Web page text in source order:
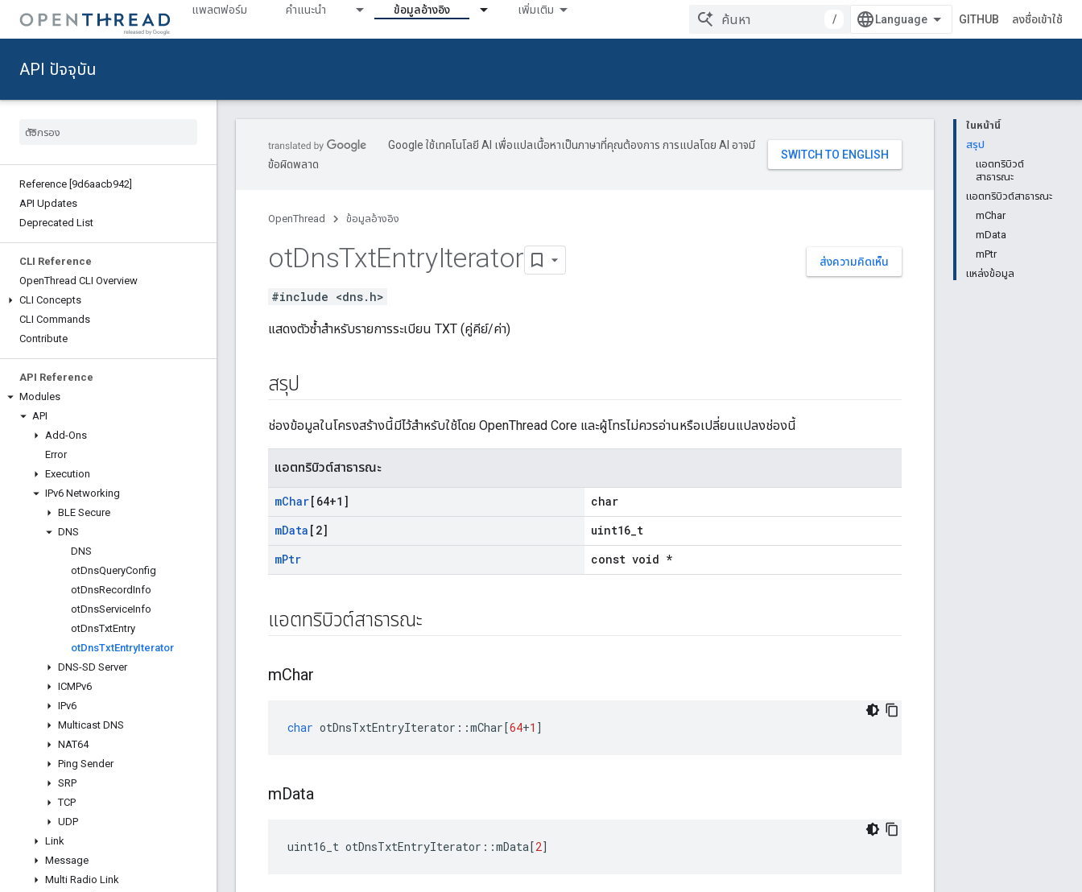
แพลตฟอร์ม คำแนะนำ ข้อมูลอ้างอิง เพิ่มเติม
/ GITHUB ลงชื่อเข้าใช้
API ปัจจุบัน
Reference [9d6aacb942]
API Updates
Deprecated List
CLI Reference
OpenThread CLI Overview
CLI Concepts
CLI Commands
Contribute
API Reference
Modules
API
Add-Ons
Error
Execution
IPv6 Networking
BLE Secure
DNS
DNS
otDnsQueryConfig
otDnsRecordInfo
otDnsServiceInfo
otDnsTxtEntry
otDnsTxtEntryIterator
DNS-SD Server
ICMPv6
IPv6
Multicast DNS
NAT64
Ping Sender
SRP
TCP
UDP
Link
Message
Multi Radio Link
ในหน้านี้
สรุป
แอตทริบิวต์
สาธารณะ
แอตทริบิวต์สาธารณะ
mChar
mData
mPtr
แหล่งข้อมูล
Google ใช้เทคโนโลยี AI เพื่อแปลเนื้อหาเป็นภาษาที่คุณต้องการ การแปลโดย AI อาจมี
ข้อผิดพลาด
OpenThread ข้อมูลอ้างอิง
ส่งความคิดเห็น
otDnsTxtEntryIterator
#include <dns.h>
แสดงตัวซ้ำสำหรับรายการระเบียน TXT (คู่คีย์/ค่า)
สรุป
ช่องข้อมูลในโครงสร้างนี้มีไว้สำหรับใช้โดย OpenThread Core และผู้โทรไม่ควรอ่านหรือเปลี่ยนแปลงช่องนี้
แอตทริบิวต์สาธารณะ
mChar[64+1]
char
mData [2]
uint16_t
mPtr const void *
แอตทริบิวต์สาธารณะ
mChar
char otDnsTxtEntryIterator ::mChar[64+1 ]
mData
uint16_t otDnsTxtEntryIterator ::mData[2]